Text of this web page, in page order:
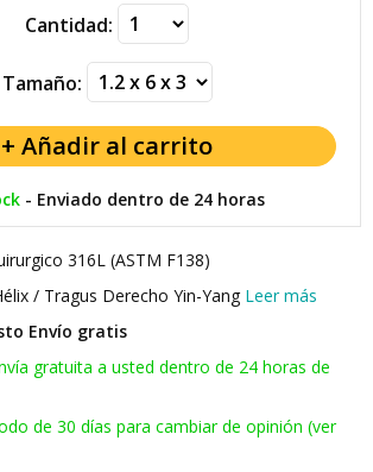
Cantidad:
Tamaño:
- Enviado dentro de 24 horas
316L (ASTM F138)
/ Tragus Derecho Yin-Yang Leer más
Envío gratis
gratuita a usted dentro de 24 horas de
de 30 días para cambiar de opinión (ver